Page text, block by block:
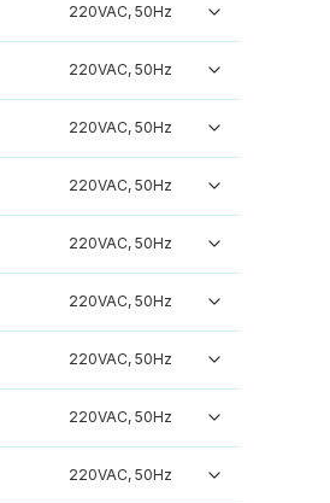
220VAC, 50Hz
220VAC, 50Hz
220VAC, 50Hz
220VAC, 50Hz
220VAC, 50Hz
220VAC, 50Hz
220VAC, 50Hz
220VAC, 50Hz
220VAC, 50Hz